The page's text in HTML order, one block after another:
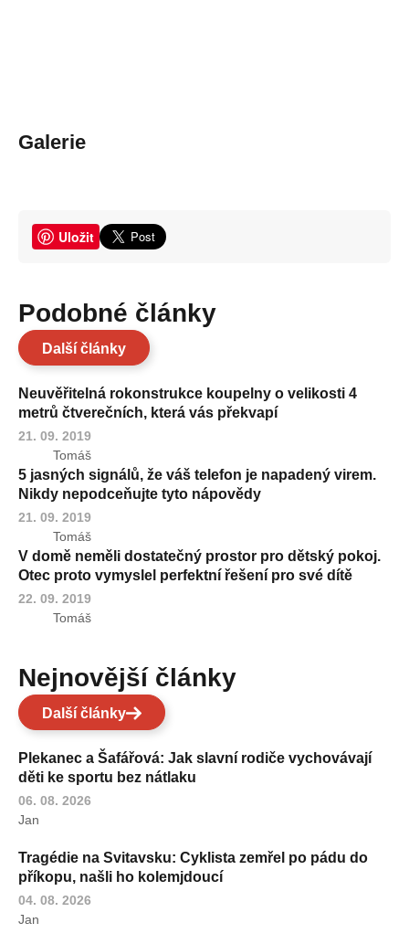
Galerie
Uložit
Podobné články
Další články
Neuvěřitelná rokonstrukce koupelny o velikosti 4
metrů čtverečních, která vás překvapí
21. 09. 2019
Tomáš
5 jasných signálů, že váš telefon je napadený virem.
Nikdy nepodceňujte tyto nápovědy
21. 09. 2019
Tomáš
V domě neměli dostatečný prostor pro dětský pokoj.
Otec proto vymyslel perfektní řešení pro své dítě
22. 09. 2019
Tomáš
Nejnovější články
Další články
Plekanec a Šafářová: Jak slavní rodiče vychovávají
děti ke sportu bez nátlaku
06. 08. 2026
Jan
Tragédie na Svitavsku: Cyklista zemřel po pádu do
příkopu, našli ho kolemjdoucí
04. 08. 2026
Jan